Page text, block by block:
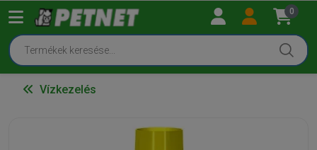
0
Vízkezelés